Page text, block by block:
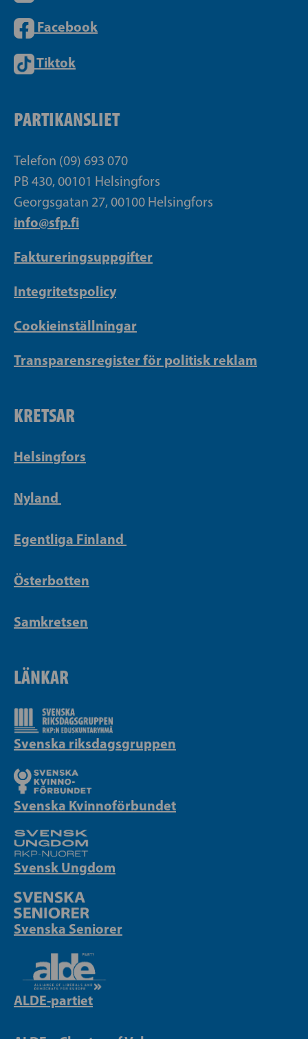
Facebook
Tiktok
PARTIKANSLIET
Telefon (09) 693 070
PB 430, 00101 Helsingfors
Georgsgatan 27, 00100 Helsingfors
info@sfp.fi
Faktureringsuppgifter
Integritetspolicy
Cookieinställningar
Transparensregister för politisk reklam
KRETSAR
Helsingfors
Nyland
Egentliga Finland
Österbotten
Samkretsen
LÄNKAR
Svenska riksdagsgruppen
Svenska Kvinnoförbundet
Svensk Ungdom
Svenska Seniorer
ALDE-partiet